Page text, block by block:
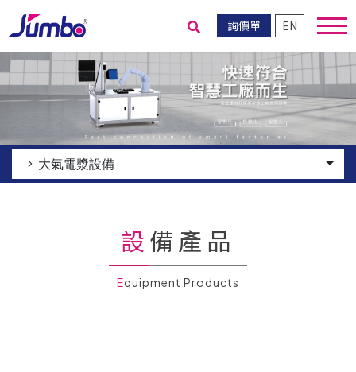
詢價單 EN
送出搜尋
大氣電漿設備
設備產品
Equipment Products